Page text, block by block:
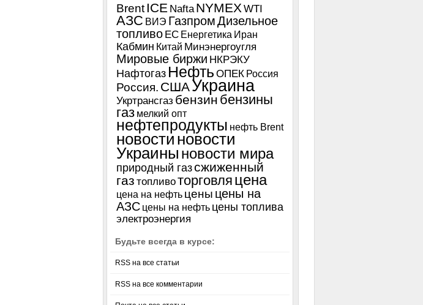
Brent ICE Nafta NYMEXWTI
АЗС ВИЭ ГазпромДизельное
топливо ЕС Енергетика Иран
Кабмин Китай Минэнергоугля
Мировые биржи НКРЭКУ
Нафтогаз Нефть ОПЕК Россия
Россия. СШАУкраина
Укртрансгаз бензин бензины
газ мелкий опт
нефтепродукты нефть Brent
новости новости
Украины новости мира
природный газсжиженный
газ топливоторговля цена
цена на нефть цены цены на
АЗС цены на нефть цены топлива
электроэнергия
Будьте всегда в курсе:
RSS на все статьи
RSS на все комментарии